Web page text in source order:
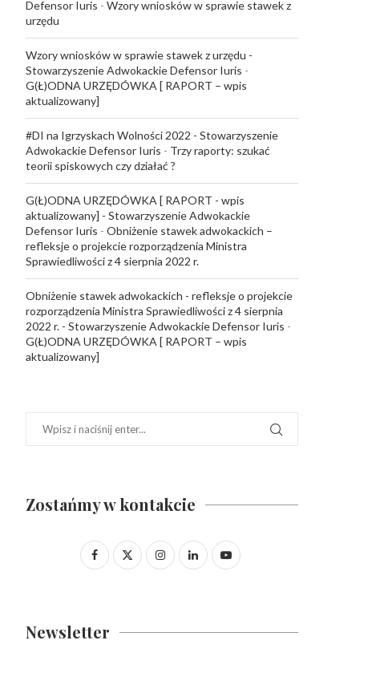
Defensor Iuris - Wzory wniosków w sprawie stawek z
urzędu
Wzory wniosków w sprawie stawek z urzędu -
Stowarzyszenie Adwokackie Defensor Iuris -
G(Ł)ODNA URZĘDÓWKA [ RAPORT – wpis
aktualizowany]
#DI na Igrzyskach Wolności 2022 - Stowarzyszenie
Adwokackie Defensor Iuris - Trzy raporty: szukać
teorii spiskowych czy działać ?
G(Ł)ODNA URZĘDÓWKA [ RAPORT - wpis
aktualizowany] - Stowarzyszenie Adwokackie
Defensor Iuris - Obniżenie stawek adwokackich –
refleksje o projekcie rozporządzenia Ministra
Sprawiedliwości z 4 sierpnia 2022 r.
Obniżenie stawek adwokackich - refleksje o projekcie
rozporządzenia Ministra Sprawiedliwości z 4 sierpnia
2022 r. - Stowarzyszenie Adwokackie Defensor Iuris -
G(Ł)ODNA URZĘDÓWKA [ RAPORT – wpis
aktualizowany]
Zostańmy w kontakcie
Newsletter